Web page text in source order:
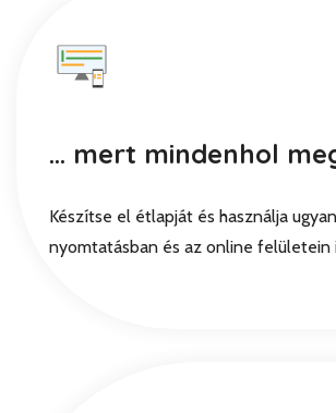
... mert mindenhol
Készítse el étlapját és használja
nyomtatásban és az online felületein